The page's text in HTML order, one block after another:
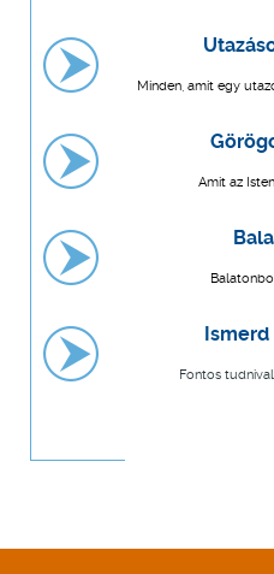
Minden, amit egy
Amit az
Fontos